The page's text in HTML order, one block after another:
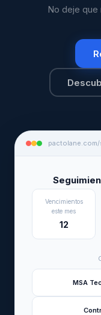
No deje
Vencimientos
este mes
12
MSA